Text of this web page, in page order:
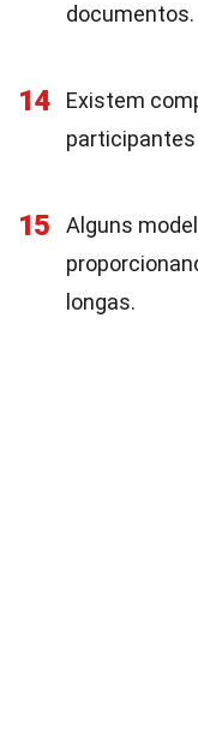
documentos.
14
Existem
15
Alguns
longas.